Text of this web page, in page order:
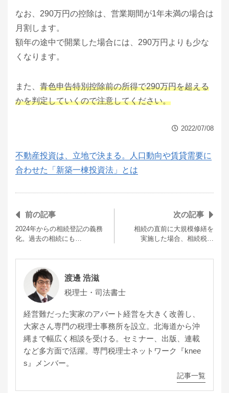
なお、290万円の控除は、営業期間が1年未満の場合は
月割します。
額年の途中で開業した場合には、290万円よりも少な
くなります。
また、 青色申告特別控除前の所得で290万円を超える
かを判定していくので注意してください。
2022/07/08
不動産投資は、立地で決まる。人口動向や賃貸需要に
合わせた「新築一棟投資法」とは
前の記事
2024年からの相続登記の義務
化。過去の相続にも…
次の記事
相続の直前に大規模修繕を
実施した場合、相続税…
渡邊 浩滋
税理士・司法書士
経営難だった実家のアパート経営を大きく改善し、
大家さん専門の税理士事務所を設立。北海道から沖
縄まで幅広く相談を受ける。セミナー、出版、連載
など多方面で活躍。専門税理士ネットワーク『knee
s』メンバー。
記事一覧